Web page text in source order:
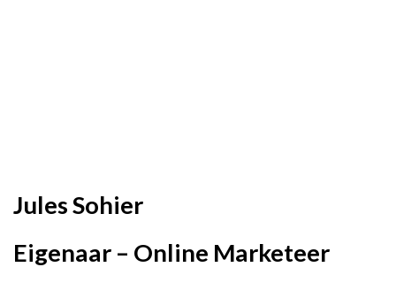
Jules Sohier
Eigenaar – Online Marketeer